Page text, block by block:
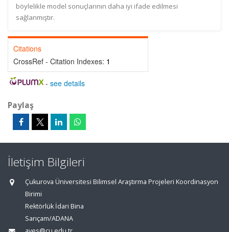
böylelikle model sonuçlarının daha iyi ifade edilmesi
sağlanmıştır.
Citations
CrossRef - Citation Indexes: 1
- see details
Paylaş
İletişim Bilgileri
Çukurova Üniversitesi Bilimsel Araştırma Projeleri Koordinasyon
Birimi
Rektörlük İdari Bina
Sarıçam/ADANA